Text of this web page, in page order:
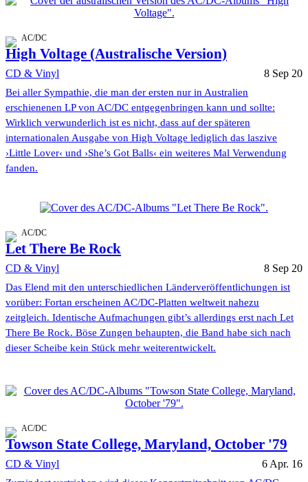
AC/DC
High Voltage (Australische Version)
CD & Vinyl 8 Sep 20
Bei aller Sympathie, die man der ersten nur in Australien
erschienenen LP von AC/DC entgegenbringen kann und sollte:
Wirklich verwunderlich ist es nicht, dass auf der späteren
internationalen Ausgabe von High Voltage lediglich das laszive
›Little Lover‹ und ›She’s Got Balls‹ ein weiteres Mal Verwendung
fanden.
AC/DC
Let There Be Rock
CD & Vinyl 8 Sep 20
Das Elend mit den unterschiedlichen Länderveröffentlichungen ist
vorüber: Fortan erscheinen AC/DC-Platten weltweit nahezu
zeitgleich. Identische Aufmachungen gibt’s allerdings erst nach Let
There Be Rock. Böse Zungen behaupten, die Band habe sich nach
dieser Scheibe kein Stück mehr weiterentwickelt.
AC/DC
Towson State College, Maryland, October '79
CD & Vinyl 6 Apr. 16